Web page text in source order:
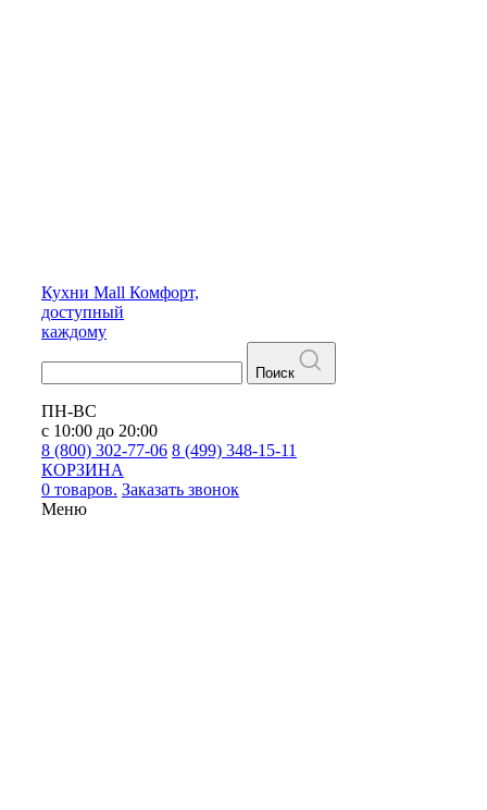
Кухни Mall Комфорт,
доступный
каждому
Поиск
ПН-ВС
с 10:00 до 20:00
8 (800) 302-77-06 8 (499) 348-15-11
КОРЗИНА
0 товаров. Заказать звонок
Меню